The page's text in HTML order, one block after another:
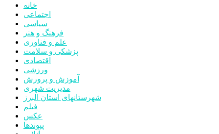
خانه
اجتماعی
سیاسی
فرهنگ و هنر
علم و فناوری
پزشکی و سلامت
اقتصادی
ورزشی
آموزش و پرورش
مدیریت شهری
شهرستانهای استان البرز
فیلم
عکس
پیوندها